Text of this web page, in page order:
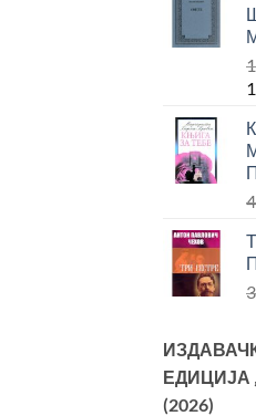
ЕДИЦИЈА
(2026)